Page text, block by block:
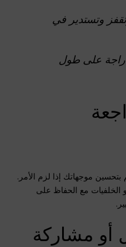
وتقفز وتستدير في
دراجة على طول
موجهاتك إذا لزم الأمر.
الخلفيات مع الحفاظ على